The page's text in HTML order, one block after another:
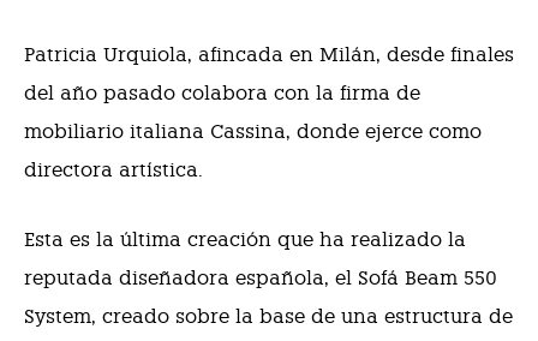
Patricia Urquiola, afincada en Milán, desde finales
del año pasado colabora con la firma de
mobiliario italiana Cassina, donde ejerce como
directora artística.
Esta es la última creación que ha realizado la
reputada diseñadora española, el Sofá Beam 550
System, creado sobre la base de una estructura de